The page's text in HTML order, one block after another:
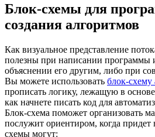
Блок-схемы для
создания алгоритмов
Как визуальное представление
полезны при написании программы
объяснении его другим, либо при
Вы можете использовать блок-схему
прописать логику, лежащую в
как начнете писать код для
Блок-схема поможет организовать
послужит ориентиром, когда придет
схемы могут: